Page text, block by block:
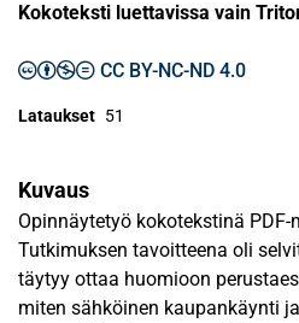
Kokoteksti luettavissa vain
CC BY-NC-ND 4.0
Lataukset 51
Kuvaus
Opinnäytetyö kokotekstinä PDF-
Tutkimuksen tavoitteena oli
täytyy ottaa huomioon
miten sähköinen kaupankäynti